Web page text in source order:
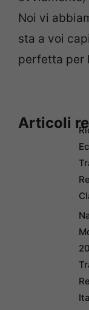
Noi vi
sta a voi
perfetta per
Articoli